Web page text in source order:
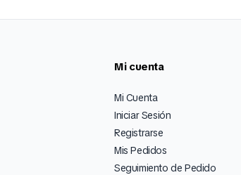
Mi cuenta
Mi Cuenta
Iniciar Sesión
Registrarse
Mis Pedidos
Seguimiento de Pedido